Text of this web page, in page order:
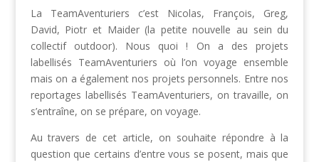
La TeamAventuriers c’est Nicolas, François, Greg,
David, Piotr et Maider (la petite nouvelle au sein du
collectif outdoor). Nous quoi ! On a des projets
labellisés TeamAventuriers où l’on voyage ensemble
mais on a également nos projets personnels. Entre nos
reportages labellisés TeamAventuriers, on travaille, on
s’entraîne, on se prépare, on voyage.
Au travers de cet article, on souhaite répondre à la
question que certains d’entre vous se posent, mais que